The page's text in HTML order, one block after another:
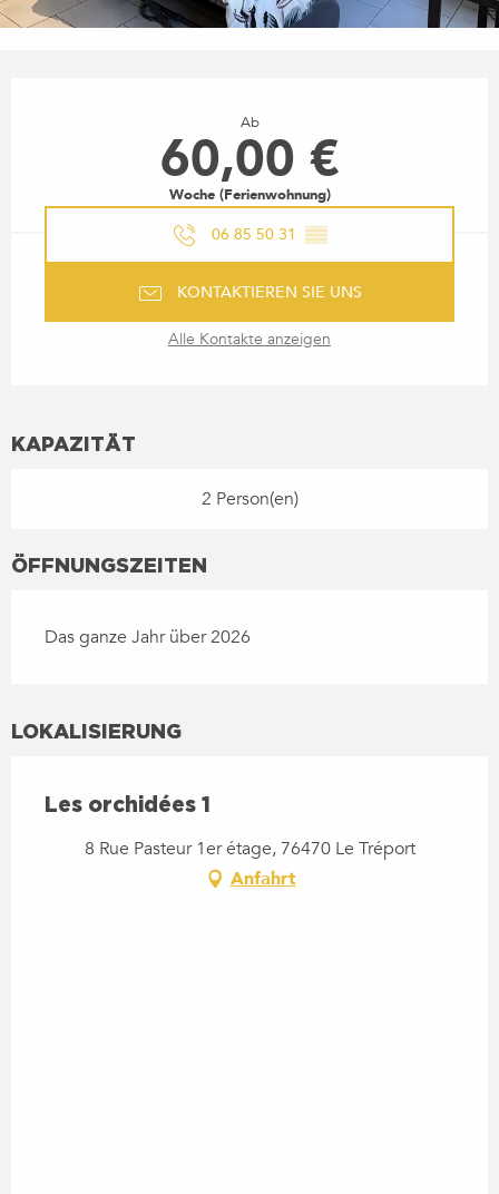
Ab
60,00 €
Woche (Ferienwohnung)
06 85 50 31 ▒▒
KONTAKTIEREN SIE UNS
Alle Kontakte anzeigen
KAPAZITÄT
2 Person(en)
ÖFFNUNGSZEITEN
Das ganze Jahr über 2026
LOKALISIERUNG
Les orchidées 1
8 Rue Pasteur 1er étage, 76470 Le Tréport
Anfahrt